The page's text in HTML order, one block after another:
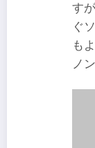
す
ぐ
も
ノ